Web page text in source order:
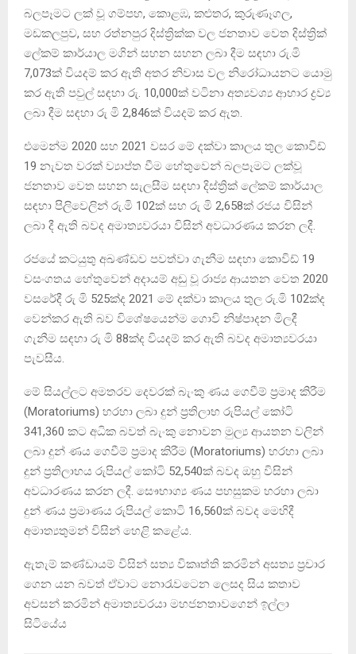
බලපෑමට ලක් වූ ගම්පහ, කොළඹ, කළුතර, කුරුණෑගල,
මඩකලපුව, සහ රත්නපුර දිස්ත්‍රික්ක වල ජනතාව වෙත දිස්ත්‍රික්
ලේකම් කාර්යාල මගින් සහන සහන ලබා දීම සඳහා රු.මි
7,073ක් වියදම් කර ඇති අතර නිවාස වල නිරෝධායනට යොමු
කර ඇති පවුල් සඳහා රු. 10,000ක් වටිනා අත්‍යවශ්‍ය ආහාර ද්‍රව්‍ය
ලබා දීම සඳහා රු මි 2,846ක් වියදම් කර ඇත.
එමෙන්ම 2020 සහ 2021 වසර මේ දක්වා කාලය තුල කොවිඩ්
19 නැවත වරක් ව්‍යාප්ත වීම හේතුවෙන් බලපෑමට ලක්වූ
ජනතාව වෙත සහන සැලසීම සඳහා දිස්ත්‍රික් ලේකම් කාර්යාල
සඳහා පිලිවෙලින් රු.මි 102ක් සහ රු මි 2,658ක් රජය විසින්
ලබා දී ඇති බවද අමාත්‍යවරයා විසින් අවධාරණය කරන ලදී.
රජයේ කටයුතු අඛණ්ඩව පවත්වා ගැනීම සඳහා කොවිඩ් 19
වසංගතය හේතුවෙන් අදායම් අඩු වූ රාජ්‍ය ආයතන වෙත 2020
වසරේදී රු මි 525ක්ද 2021 මේ දක්වා කාලය තුල රු.මි 102ක්ද
වෙන්කර ඇති බව විශේෂයෙන්ම ගොවි නිෂ්පාදන මිලදී
ගැනීම සඳහා රු මි 88ක්ද වියදම් කර ඇති බවද අමාත්‍යවරයා
පැවසීය.
මේ සියල්ලට අමතරව දෙවරක් බැංකු ණය ගෙවීම් ප්‍රමාද කිරීම
(Moratoriums) හරහා ලබා දුන් ප්‍රතිලාභ රුපියල් කෝටි
341,360 කට අධික බවත් බැංකු නොවන මුල්‍ය ආයතන වලින්
ලබා දුන් ණය ගෙවීම් ප්‍රමාද කිරීම (Moratoriums) හරහා ලබා
දුන් ප්‍රතිලාභය රුපියල් කෝටි 52,540ක් බවද ඔහු විසින්
අවධාරණය කරන ලදී. සෞභාග්‍ය ණය පහසුකම හරහා ලබා
දුන් ණය ප්‍රමාණය රුපියල් කොටි 16,560ක් බවද මෙහිදී
අමාත්‍යතුමන් විසින් හෙළි කළේය.
ඇතැම් කණ්ඩායම් විසින් සත්‍ය විකෘත්ති කරමින් අසත්‍ය ප්‍රචාර
ගෙන යන බවත් ඒවාට නොරැවටෙන ලෙසද සිය කතාව
අවසන් කරමින් අමාත්‍යවරයා මහජනතාවගෙන් ඉල්ලා
සිටියේය